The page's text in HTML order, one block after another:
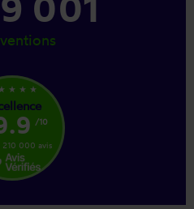
star_rate star_rate star_rate
/10
210 000 avis